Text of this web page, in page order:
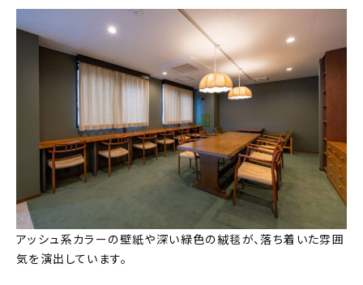
アッシュ系カラーの壁紙や深い緑色の絨毯が、落ち着いた雰囲
気を演出しています。